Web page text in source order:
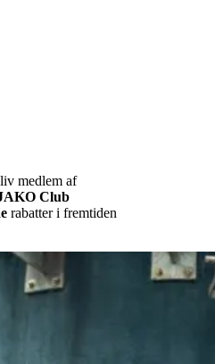
medlem af
Club
rabatter i fremtiden